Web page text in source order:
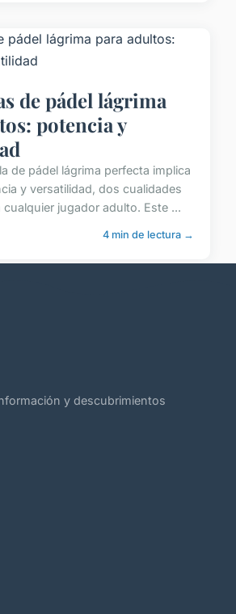
de pádel lágrima
potencia y
de pádel lágrima perfecta implica
y versatilidad, dos cualidades
cualquier jugador adulto. Este ...
4 min de lectura →
y descubrimientos